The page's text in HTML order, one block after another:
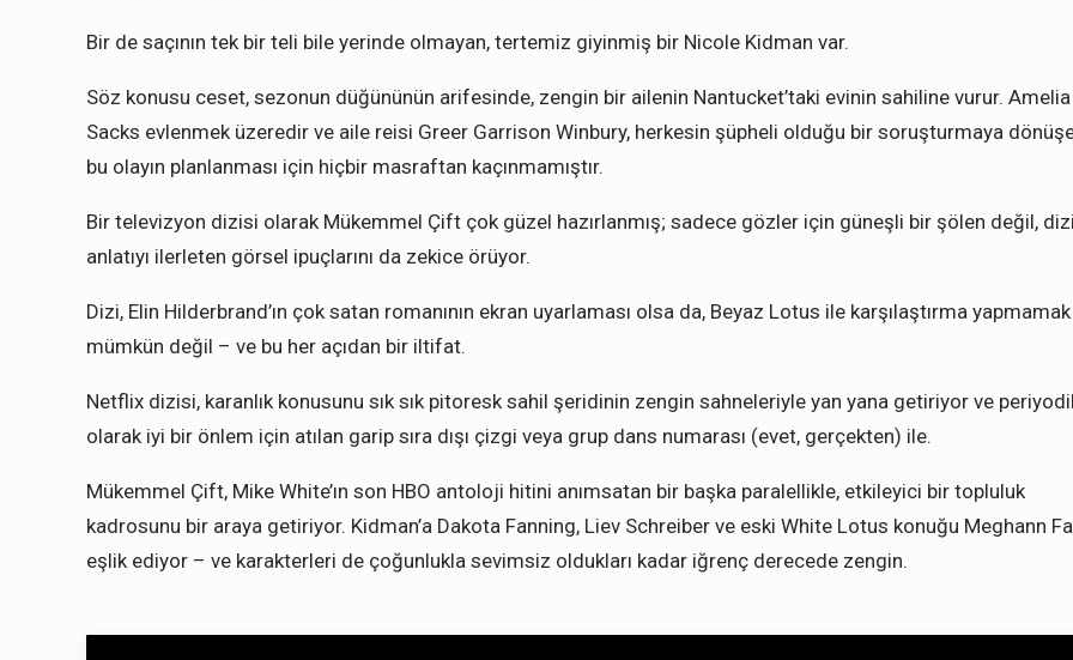
Bir de saçının tek bir teli bile yerinde olmayan, tertemiz giyinmiş bir Nicole Kidman var.
Söz konusu ceset, sezonun düğününün arifesinde, zengin bir ailenin Nantucket’taki evinin sahiline vurur. Amelia
Sacks evlenmek üzeredir ve aile reisi Greer Garrison Winbury, herkesin şüpheli olduğu bir soruşturmaya
bu olayın planlanması için hiçbir masraftan kaçınmamıştır.
Bir televizyon dizisi olarak Mükemmel Çift çok güzel hazırlanmış; sadece gözler için güneşli bir şölen değil, dizi
anlatıyı ilerleten görsel ipuçlarını da zekice örüyor.
Dizi, Elin Hilderbrand’ın çok satan romanının ekran uyarlaması olsa da, Beyaz Lotus ile karşılaştırma yapmamak
mümkün değil – ve bu her açıdan bir iltifat.
Netflix dizisi, karanlık konusunu sık sık pitoresk sahil şeridinin zengin sahneleriyle yan yana getiriyor ve
olarak iyi bir önlem için atılan garip sıra dışı çizgi veya grup dans numarası (evet, gerçekten) ile.
Mükemmel Çift, Mike White’ın son HBO antoloji hitini anımsatan bir başka paralellikle, etkileyici bir topluluk
kadrosunu bir araya getiriyor. Kidman’a Dakota Fanning, Liev Schreiber ve eski White Lotus konuğu Meghann
eşlik ediyor – ve karakterleri de çoğunlukla sevimsiz oldukları kadar iğrenç derecede zengin.